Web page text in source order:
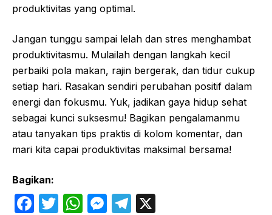
produktivitas yang optimal.
Jangan tunggu sampai lelah dan stres menghambat
produktivitasmu. Mulailah dengan langkah kecil
perbaiki pola makan, rajin bergerak, dan tidur cukup
setiap hari. Rasakan sendiri perubahan positif dalam
energi dan fokusmu. Yuk, jadikan gaya hidup sehat
sebagai kunci suksesmu! Bagikan pengalamanmu
atau tanyakan tips praktis di kolom komentar, dan
mari kita capai produktivitas maksimal bersama!
Bagikan:
F
T
W M T